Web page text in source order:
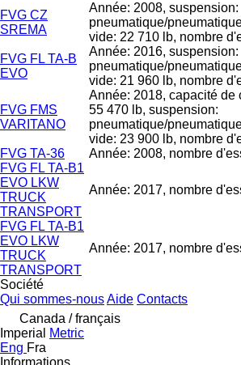
FVG CZ
SREMA
Année: 2008, suspension:
pneumatique/
vide: 22 710 lb, nombre
FVG FL TA-B
EVO
Année: 2016, suspension:
pneumatique/
vide: 21 960 lb, nombre
FVG FMS
VARITANO
Année: 2018, capacité de
55 470 lb, suspension:
pneumatique/
vide: 23 900 lb, nombre
FVG TA-36 Année: 2008, nombre
FVG FL TA-B1
EVO LKW
TRUCK
TRANSPORT
Année: 2017, nombre
FVG FL TA-B1
EVO LKW
TRUCK
TRANSPORT
Année: 2017, nombre
Société
Qui sommes-nousAide Contacts
Canada / français
Imperial
Metric
Eng Fra